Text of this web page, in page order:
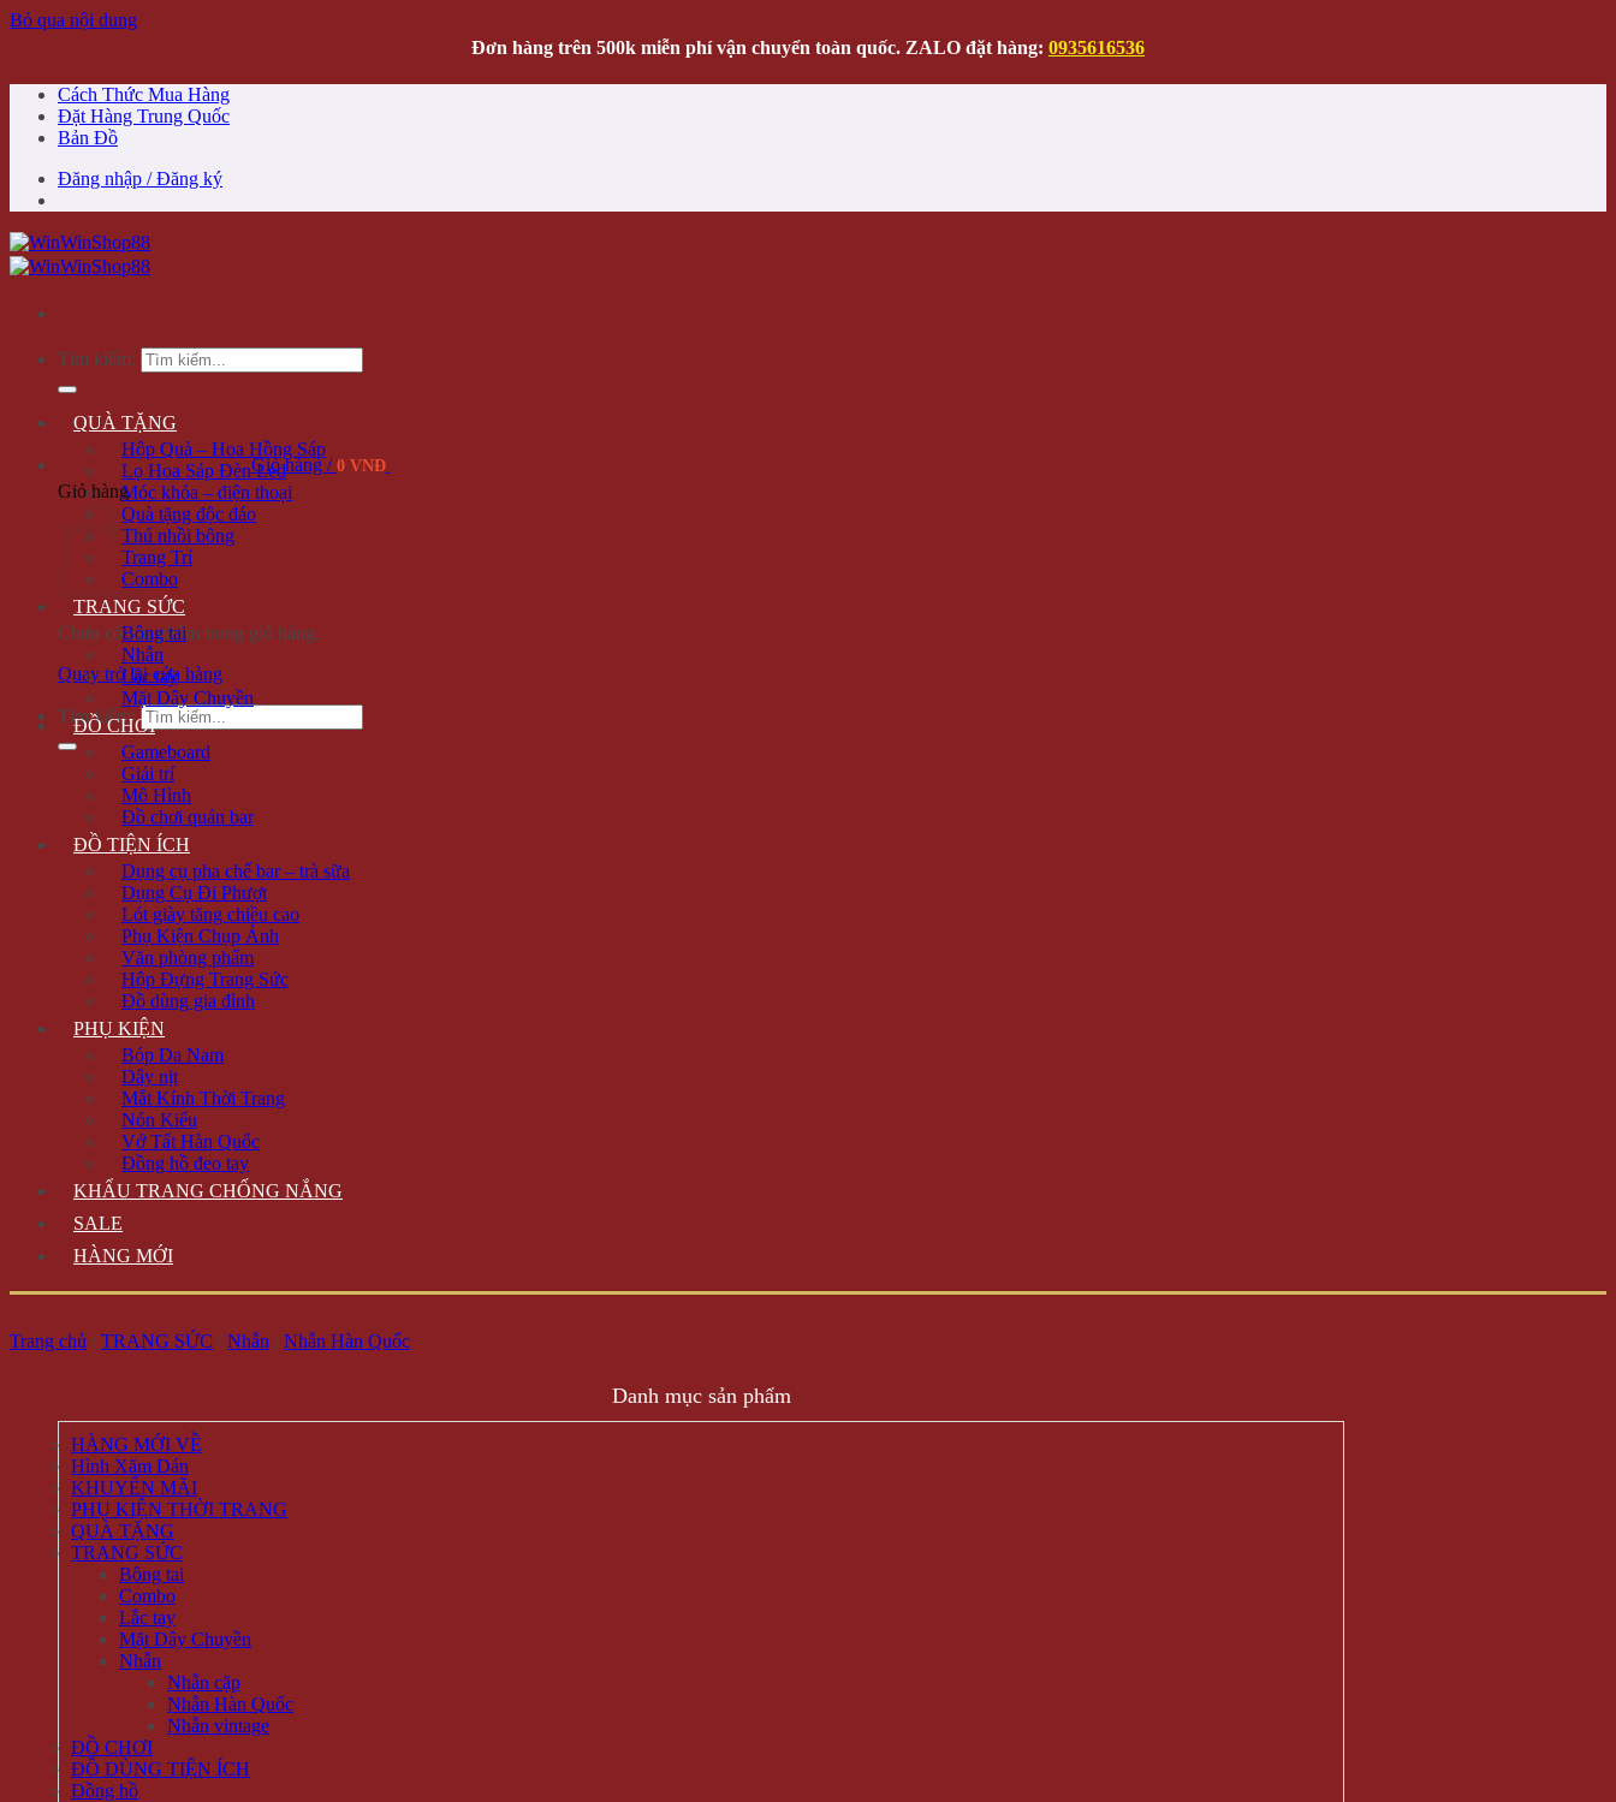
Bỏ qua nội dung
Đơn hàng trên 500k miễn phí vận chuyển toàn quốc. ZALO đặt hàng: 0935616536
Cách Thức Mua Hàng
Đặt Hàng Trung Quốc
Bản Đồ
Đăng nhập / Đăng ký
Tìm kiếm:
Giỏ hàng / 0 VNĐ
Giỏ hàng
Chưa có sản phẩm trong giỏ hàng.
Quay trở lại cửa hàng
Tìm kiếm:
QUÀ TẶNG
Hộp Quà – Hoa Hồng Sáp
Lọ Hoa Sáp Đèn Led
Móc khóa – điện thoại
Quà tặng độc đáo
Thú nhồi bông
Trang Trí
Combo
TRANG SỨC
Bông tai
Nhẫn
Lắc tay
Mặt Dây Chuyền
ĐỒ CHƠI
Gameboard
Giải trí
Mô Hình
Đồ chơi quán bar
ĐỒ TIỆN ÍCH
Dụng cụ pha chế bar – trà sữa
Dụng Cụ Đi Phượt
Lót giày tăng chiều cao
Phụ Kiện Chụp Ảnh
Văn phòng phẩm
Hộp Đựng Trang Sức
Đồ dùng gia đình
PHỤ KIỆN
Bóp Da Nam
Dây nịt
Mắt Kính Thời Trang
Nón Kiểu
Vớ Tất Hàn Quốc
Đồng hồ đeo tay
KHẨU TRANG CHỐNG NẮNG
SALE
HÀNG MỚI
Trang chủ / TRANG SỨC / Nhẫn / Nhẫn Hàn Quốc
Danh mục sản phẩm
HÀNG MỚI VỀ
Hình Xăm Dán
KHUYẾN MÃI
PHỤ KIỆN THỜI TRANG
QUÀ TẶNG
TRANG SỨC
Bông tai
Combo
Lắc tay
Mặt Dây Chuyền
Nhẫn
Nhẫn cặp
Nhẫn Hàn Quốc
Nhẫn vintage
ĐỒ CHƠI
ĐỒ DÙNG TIỆN ÍCH
Đồng hồ